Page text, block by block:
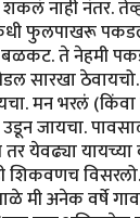
शकलं नाही नंतर.
फुलपाखरू
बळकट. ते नेहमी
सारखा ठेवायचो.
मन भरलं
जायचा.
तर येवढ्या
शिकवणच
मी अनेक वर्षे